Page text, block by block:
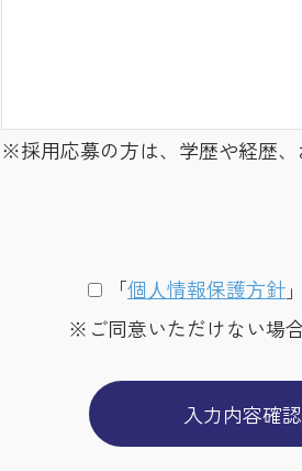
※採用応募の方は、学歴や経歴、
「個⼈情報保護⽅針
※ご同意いただけない場